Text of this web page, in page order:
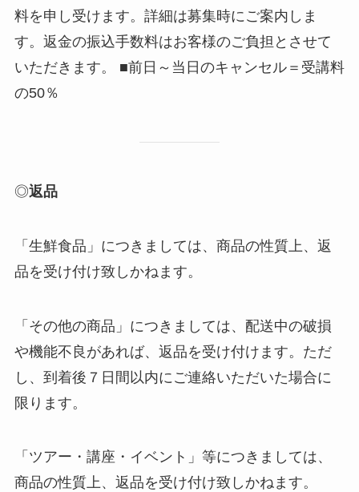
料を申し受けます。詳細は募集時にご案内しま
す。返金の振込手数料はお客様のご負担とさせて
いただきます。 ■前日～当日のキャンセル＝受講料
の50％
◎返品
「生鮮食品」につきましては、商品の性質上、返
品を受け付け致しかねます。
「その他の商品」につきましては、配送中の破損
や機能不良があれば、返品を受け付けます。ただ
し、到着後７日間以内にご連絡いただいた場合に
限ります。
「ツアー・講座・イベント」等につきましては、
商品の性質上、返品を受け付け致しかねます。